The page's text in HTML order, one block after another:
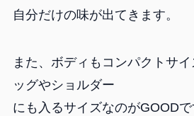
自分だけの味が出てきます。
また、ボディもコンパクトサ
ッグやショルダー
にも入るサイズなのがGOODで